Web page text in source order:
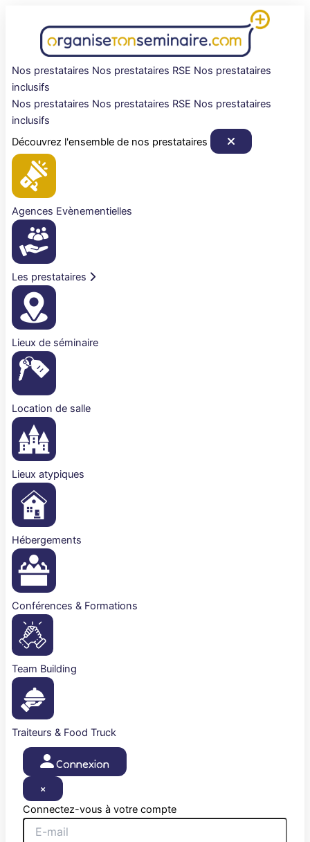
Nos prestataires Nos prestataires RSE Nos prestataires
inclusifs
Nos prestataires Nos prestataires RSE Nos prestataires
inclusifs
Découvrez l'ensemble de nos prestataires
Agences Evènementielles
Les prestataires
Lieux de séminaire
Location de salle
Lieux atypiques
Hébergements
Conférences & Formations
Team Building
Traiteurs & Food Truck
Connexion
×
Connectez-vous à votre compte